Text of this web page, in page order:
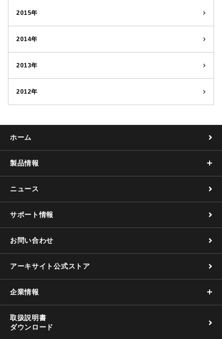
2015年
2014年
2013年
2012年
ホーム
製品情報
ニュース
サポート情報
お問い合わせ
アーキサイト公式ストア
企業情報
取扱説明書
ダウンロード